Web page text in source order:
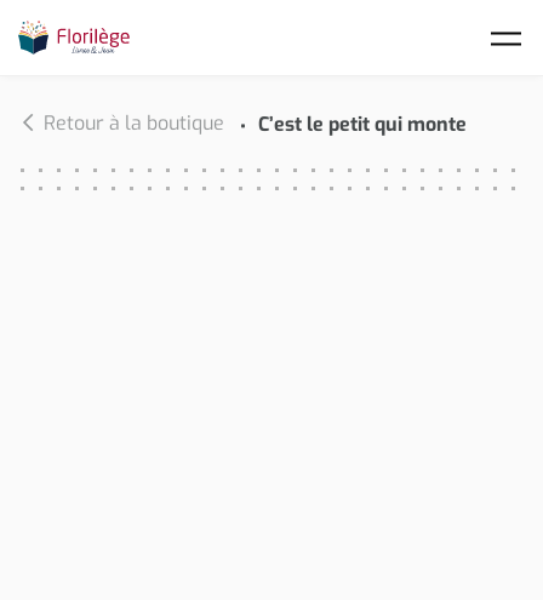
Retour à la boutique C’est le petit qui monte